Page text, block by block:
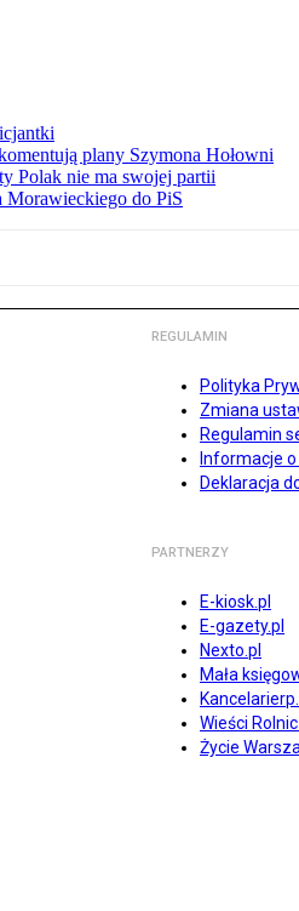
plany Szymona Hołowni
Polak nie ma swojej partii
Morawieckiego do PiS
REGULAMIN
Polityka
Zmiana
Regulamin
Informacje
Deklaracja
PARTNERZY
E-kiosk.pl
E-gazety.pl
Nexto.pl
Mała
Wieści
Życie